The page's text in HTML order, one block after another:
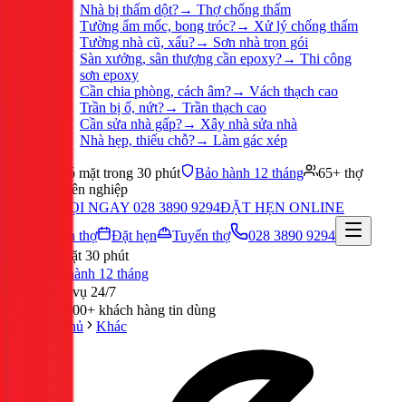
Nhà bị thấm dột?→ Thợ chống thấm
Tường ẩm mốc, bong tróc?→ Xử lý chống thấm
Tường nhà cũ, xấu?→ Sơn nhà trọn gói
Sàn xưởng, sân thượng cần epoxy?→ Thi công
sơn epoxy
Cần chia phòng, cách âm?→ Vách thạch cao
Trần bị ố, nứt?→ Trần thạch cao
Cần sửa nhà gấp?→ Xây nhà sửa nhà
Nhà hẹp, thiếu chỗ?→ Làm gác xép
Có mặt trong 30 phút Bảo hành 12 tháng
65+ thợ
chuyên nghiệp
GỌI NGAY 028 3890 9294ĐẶT HẸN ONLINE
Tuyển thợ
Đặt hẹn Tuyển thợ
028 3890 9294
Có mặt 30 phút
Bảo hành 12 tháng
Phục vụ 24/7
300,000+ khách hàng tin dùng
Trang chủ
Khác